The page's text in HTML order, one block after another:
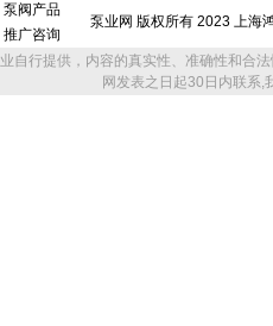
泵阀产品
推广咨询
泵业网 版权所有 2023 上海
自行提供，内容的真实性、准确性和合
网发表之日起30日内联系,